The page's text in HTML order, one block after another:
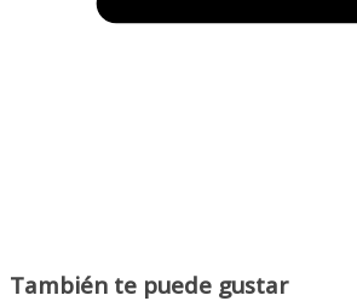
También te puede gustar